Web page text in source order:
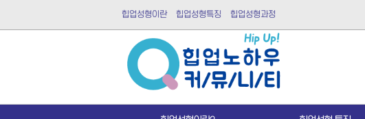
힙업성형이란 힙업성형특징 힙업성형과정